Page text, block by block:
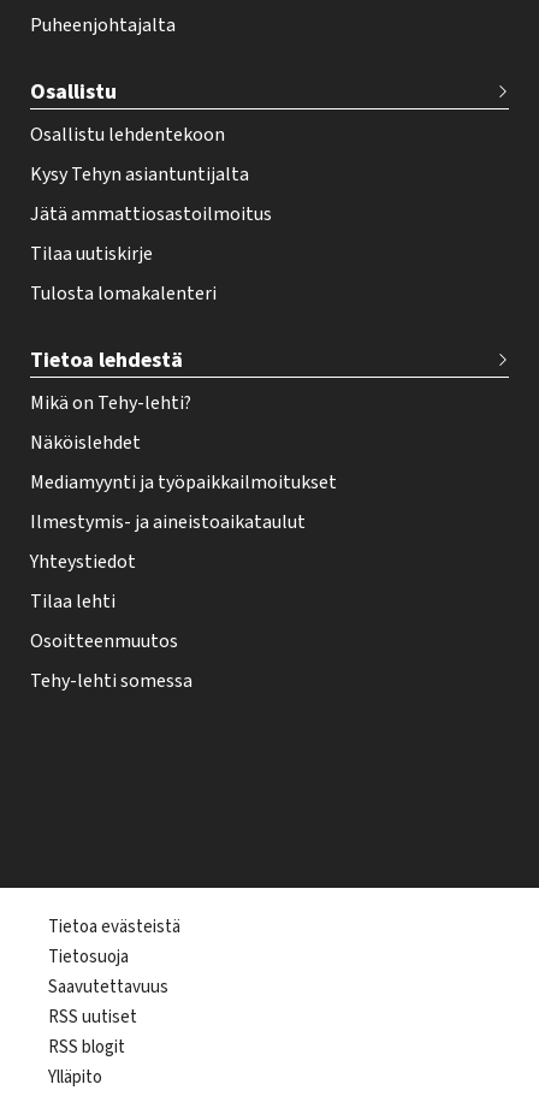
t
r
Puheenjohtajalta
Osallistu
Osallistu lehdentekoon
Kysy Tehyn asiantuntijalta
Jätä ammattiosastoilmoitus
Tilaa uutiskirje
Tulosta lomakalenteri
Tietoa lehdestä
Mikä on Tehy-lehti?
Näköislehdet
Mediamyynti ja työpaikkailmoitukset
Ilmestymis- ja aineistoaikataulut
Yhteystiedot
Tilaa lehti
Osoitteenmuutos
Tehy-lehti somessa
Tietoa evästeistä
Tietosuoja
Saavutettavuus
RSS uutiset
RSS blogit
Ylläpito